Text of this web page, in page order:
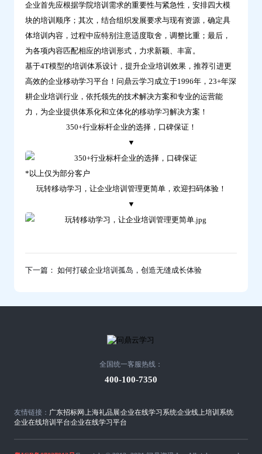
企业首先应根据学院培训需求的重要性与紧急性，安排四大模
块的培训顺序；其次，结合组织发展要求与现有资源，确定具
体培训内容，过程中应特别注意适度取舍，调整比重；最后，
为各项内容匹配相应的培训形式，力求新颖、丰富。
基于4T模型的培训体系设计，提升企业培训效果，推荐引进更
高效的企业移动学习平台！问鼎云学习成立于1996年，23+年深
耕企业培训行业，依托领先的技术解决方案和专业的运营能
力，为企业提供体系化和立体化的移动学习解决方案！
350+行业标杆企业的选择，口碑保证！
▼
*以上仅为部分客户
玩转移动学习，让企业培训管理更简单，欢迎扫码体验！
▼
下一篇： 如何打破企业培训孤岛，创造无缝成长体验
友情链接： 广东招标网 上海礼品展企业在线学习系统企业线上培训系统
企业在线培训平台企业在线学习平台
全国统一客服热线：
400-100-7350